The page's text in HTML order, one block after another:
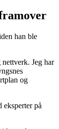
han ble
Jeg har
​og
eksperter på